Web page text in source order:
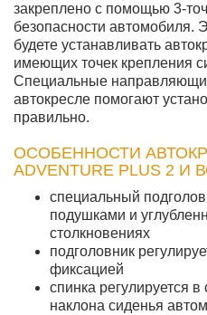
закреплено с помощью 3-
безопасности автомобиля.
будете устанавливать
имеющих точек крепления
Специальные
автокресле помогают
правильно.
ОСОБЕННОСТИ
ADVENTURE PLUS 2
специальный
подушками и
столкновениях
подголовник
фиксацией
спинка регулируется в
наклона сиденья